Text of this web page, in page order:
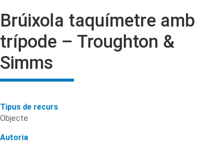
Brúixola taquímetre amb
trípode – Troughton &
Simms
Tipus de recurs
Objecte
Autoria